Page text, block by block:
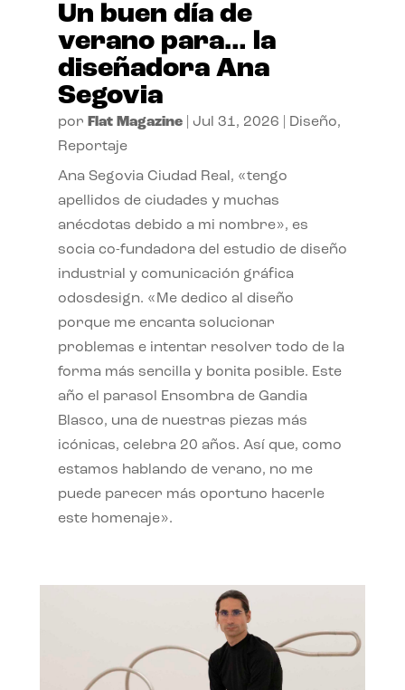
Un buen día de
verano para… la
diseñadora Ana
Segovia
por Flat Magazine| Jul 31, 2026 Diseño,
Reportaje
Ana Segovia Ciudad Real, «tengo
apellidos de ciudades y muchas
anécdotas debido a mi nombre», es
socia co-fundadora del estudio de diseño
industrial y comunicación gráfica
odosdesign. «Me dedico al diseño
porque me encanta solucionar
problemas e intentar resolver todo de la
forma más sencilla y bonita posible. Este
año el parasol Ensombra de Gandia
Blasco, una de nuestras piezas más
icónicas, celebra 20 años. Así que, como
estamos hablando de verano, no me
puede parecer más oportuno hacerle
este homenaje».